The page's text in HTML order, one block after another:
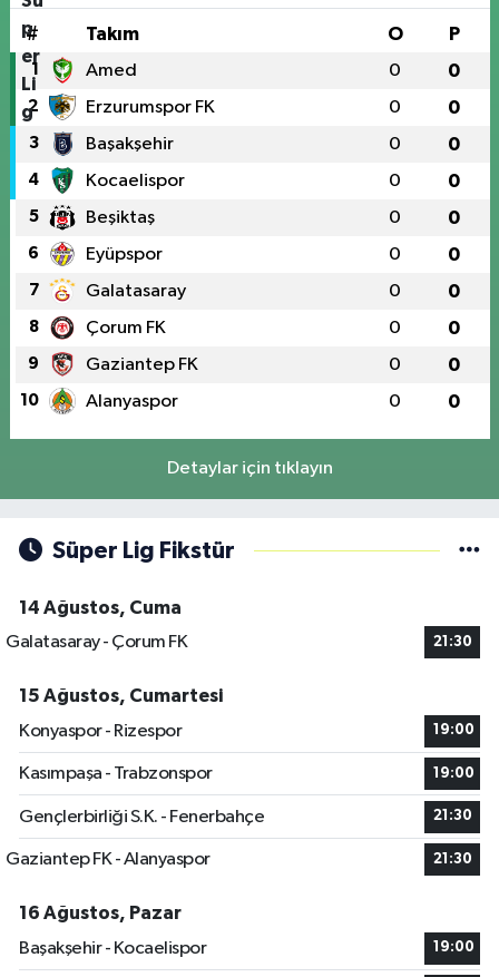
# Takım O P
1 Amed 0 0
2 Erzurumspor FK 0 0
3 Başakşehir 0 0
4 Kocaelispor 0 0
5 Beşiktaş 0 0
6 Eyüpspor 0 0
7 Galatasaray 0 0
8 Çorum FK 0 0
9 Gaziantep FK 0 0
10 Alanyaspor 0 0
Detaylar için tıklayın
Süper Lig Fikstür
14 Ağustos, Cuma
Galatasaray - Çorum FK
21:30
15 Ağustos, Cumartesi
Konyaspor - Rizespor
19:00
Kasımpaşa - Trabzonspor 19:00
Gençlerbirliği S.K. - Fenerbahçe 21:30
Gaziantep FK - Alanyaspor 21:30
16 Ağustos, Pazar
Başakşehir - Kocaelispor
19:00